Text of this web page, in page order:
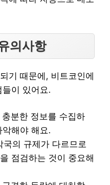
의사항
기 때문에, 비트코인에
이 있어요.
분한 정보를 수집하
해야 해요.
국의 규제가 다르므로
점검하는 것이 중요해